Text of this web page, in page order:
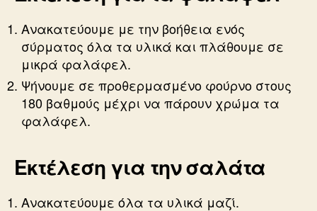
Ανακατεύουμε με την βοήθεια ενός
σύρματος όλα τα υλικά και πλάθουμε σε
μικρά φαλάφελ.
Ψήνουμε σε προθερμασμένο φούρνο στους
180 βαθμούς μέχρι να πάρουν χρώμα τα
φαλάφελ.
Εκτέλεση για την σαλάτα
Ανακατεύουμε όλα τα υλικά μαζί.